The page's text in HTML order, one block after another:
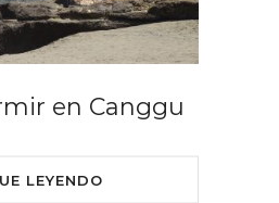
en Canggu
LEYENDO